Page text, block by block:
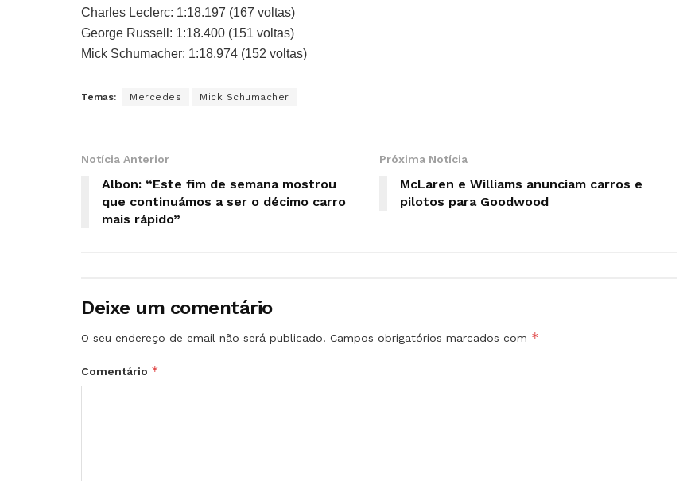
Charles Leclerc: 1:18.197 (167 voltas)
George Russell: 1:18.400 (151 voltas)
Mick Schumacher: 1:18.974 (152 voltas)
Temas: Mercedes Mick Schumacher
Notícia Anterior
Albon: “Este fim de semana mostrou
que continuámos a ser o décimo carro
mais rápido”
Próxima Notícia
McLaren e Williams anunciam carros e
pilotos para Goodwood
Deixe um comentário
O seu endereço de email não será publicado. Campos obrigatórios marcados com *
Comentário *